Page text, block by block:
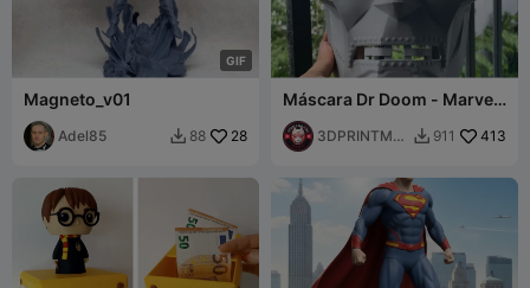
GIF
Magneto_v01
Adel85  88 28
Máscara Dr Doom - Marvel
Doctor Doom Casco
Cosplay FREE STL
3DPRINTMO
 911 413